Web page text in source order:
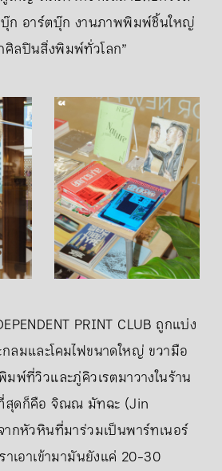
ก อาร์ตบุ๊ก งานภาพพิมพ์ชิ้นใหญ่
ลปินสิ่งพิมพ์ทั่วโลก”
PRINT CLUB ถูกแบ่ง
ลมและโคมไฟขนาดใหญ่ ขวามือ
มพ์ที่วิวและภู่คิวเรตมาวางในร้าน
สุดก็คือ จิณณ มัทฉะ (Jin
กหัวหินที่มาร่วมเป็นพาร์ทเนอร์
าเอาเข้ามามันยังแค่ 20-30